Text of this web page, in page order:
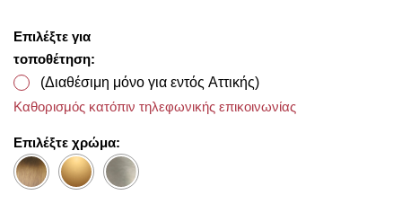
και να τον αναδείξουμε με τον πιο όμορφο τρόπο!
Επιλέξτε για
τοποθέτηση:
(Διαθέσιμη μόνο για εντός Αττικής)
Καθορισμός κατόπιν τηλεφωνικής επικοινωνίας
Επιλέξτε χρώμα: